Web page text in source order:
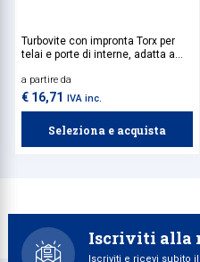
Turbovite con impronta Torx per
telai e porte di interne, adatta a
che forati. Disponibile in varie
lunghezze per applicazioni sotto
a partire da
€ 16,71 IVA inc.
Seleziona e acquista
Iscriviti alla
Iscriviti e ricevi subito